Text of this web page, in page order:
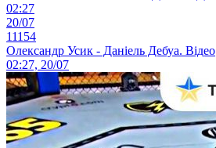
02:27
20/07
11154
Олександр Усик - Даніель Дебуа. Відео
02:27, 20/07